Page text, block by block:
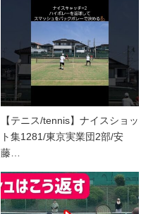
【テニス/tennis】ナイスショッ
ト集1281/東京実業団2部/安
藤…